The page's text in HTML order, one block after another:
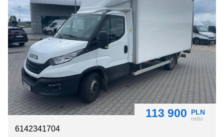
113 900 PLN
netto
6142341704